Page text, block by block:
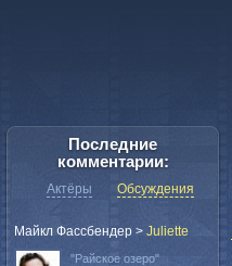
Последние
комментарии:
Актёры Обсуждения
Майкл Фассбендер > Juliette
"Райское озеро"